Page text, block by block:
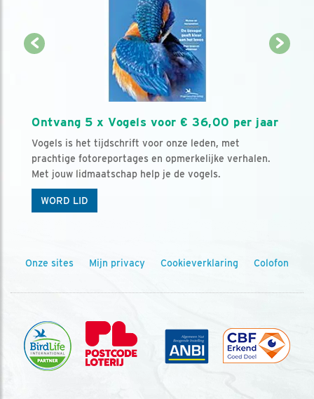
Ontvang 5 x Vogels voor € 36,00 per jaar
Vogels is het tijdschrift voor onze leden, met
prachtige fotoreportages en opmerkelijke verhalen.
Met jouw lidmaatschap help je de vogels.
WORD LID
Onze sites Mijn privacy Cookieverklaring Colofon